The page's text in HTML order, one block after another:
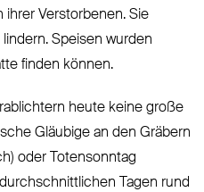
Verstorbenen. Sie
Speisen wurden
finden können.
heute keine große
Gläubige an den Gräbern
oder Totensonntag
Tagen rund